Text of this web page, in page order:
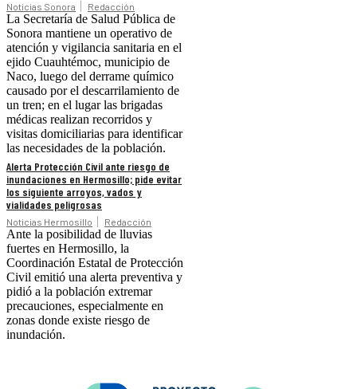
Noticias Sonora Redacción
La Secretaría de Salud Pública de
Sonora mantiene un operativo de
atención y vigilancia sanitaria en el
ejido Cuauhtémoc, municipio de
Naco, luego del derrame químico
causado por el descarrilamiento de
un tren; en el lugar las brigadas
médicas realizan recorridos y
visitas domiciliarias para identificar
las necesidades de la población.
Alerta Protección Civil ante riesgo de
inundaciones en Hermosillo; pide evitar
los siguiente arroyos, vados y
vialidades peligrosas
Noticias Hermosillo Redacción
Ante la posibilidad de lluvias
fuertes en Hermosillo, la
Coordinación Estatal de Protección
Civil emitió una alerta preventiva y
pidió a la población extremar
precauciones, especialmente en
zonas donde existe riesgo de
inundación.